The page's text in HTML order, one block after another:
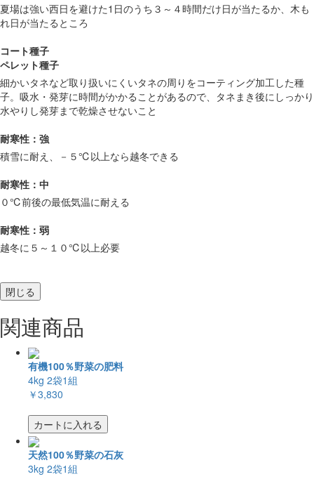
夏場は強い西日を避けた1日のうち３～４時間だけ日が当たるか、木も
れ日が当たるところ
コート種子
ペレット種子
細かいタネなど取り扱いにくいタネの周りをコーティング加工した種
子。吸水・発芽に時間がかかることがあるので、タネまき後にしっかり
水やりし発芽まで乾燥させないこと
耐寒性：強
積雪に耐え、－５℃以上なら越冬できる
耐寒性：中
０℃前後の最低気温に耐える
耐寒性：弱
越冬に５～１０℃以上必要
閉じる
関連商品
有機100％野菜の肥料
4kg 2袋1組
￥3,830
カートに入れる
天然100％野菜の石灰
3kg 2袋1組